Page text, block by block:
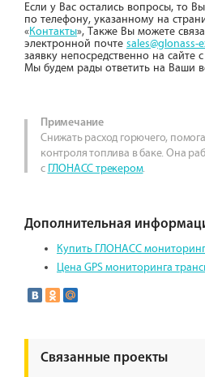
Если у Вас остались вопросы, то
по телефону, указанному на
«Контакты», Также Вы можете
электронной почте sales@glonass-
заявку непосредственно на сайте
Мы будем рады ответить на Ваши
Примечание
Снижать расход горючего,
контроля топлива в баке. Она
с ГЛОНАСС трекером.
Дополнительная
Купить ГЛОНАСС
Цена GPS мониторинга
Связанные проекты